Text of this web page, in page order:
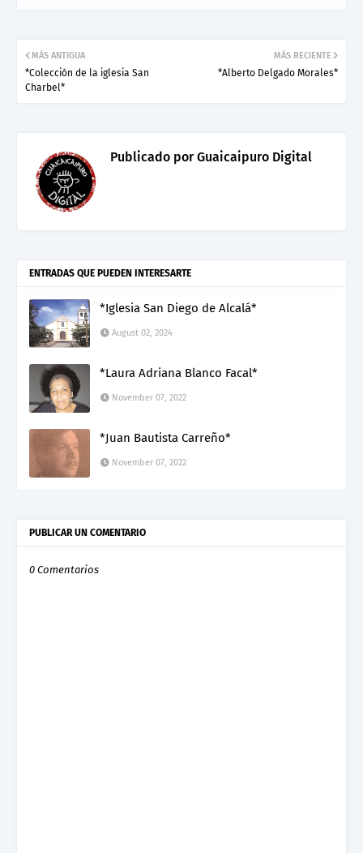
MÁS RECIENTE
*Alberto Delgado Morales*
MÁS ANTIGUA
*Colección de la iglesia San
Charbel*
Publicado porGuaicaipuro Digital
ENTRADAS QUE PUEDEN INTERESARTE
*Iglesia San Diego de Alcalá*
August 02, 2024
*Laura Adriana Blanco Facal*
November 07, 2022
*Juan Bautista Carreño*
November 07, 2022
PUBLICAR UN COMENTARIO
0 Comentarios